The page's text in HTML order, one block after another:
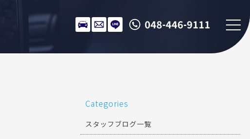
048-446-9111
Categories
スタッフブログ一覧